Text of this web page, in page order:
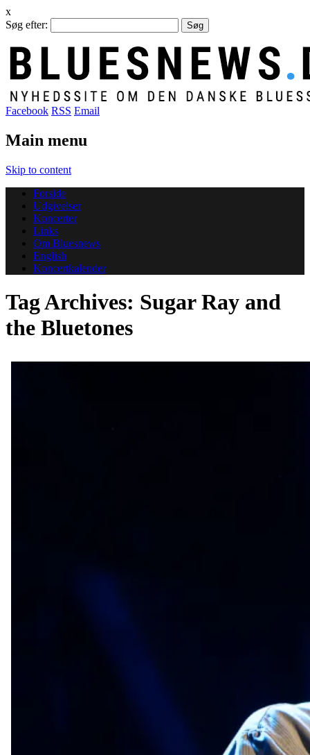
x
Søg efter:
Facebook RSS Email
Main menu
Skip to content
Forside
Udgivelser
Koncerter
Links
Om Bluesnews
English
Koncertkalender
Tag Archives: Sugar Ray and
the Bluetones